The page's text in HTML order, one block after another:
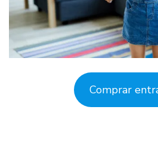
Comprar